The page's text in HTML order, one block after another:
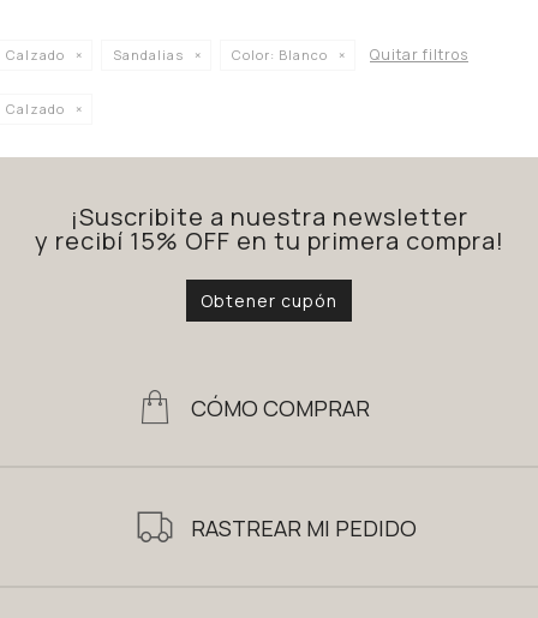
Calzado Sandalias Color: Blanco Quitar filtros
Calzado
¡Suscribite a nuestra newsletter
y recibí 15% OFF en tu primera compra!
Obtener cupón
CÓMO COMPRAR
RASTREAR MI PEDIDO